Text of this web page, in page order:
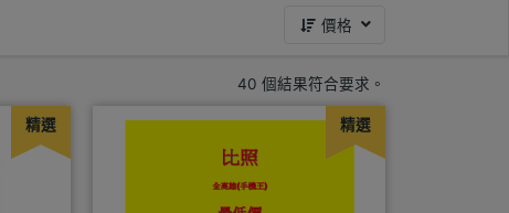
價格
40 個結果符合要求。
精選 精選